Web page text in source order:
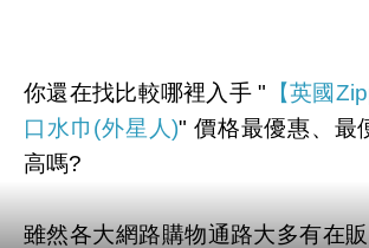
你還在找比較哪裡入手 " 【英國
口水巾(外星人)" 價格最優惠、最
高嗎?
雖然各大網路購物通路大多有在